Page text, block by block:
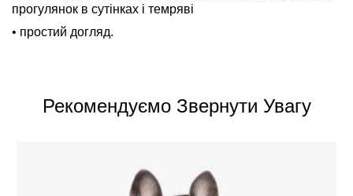
прогулянок в сутінках і темряві
• простий догляд.
Рекомендуємо Звернути Увагу